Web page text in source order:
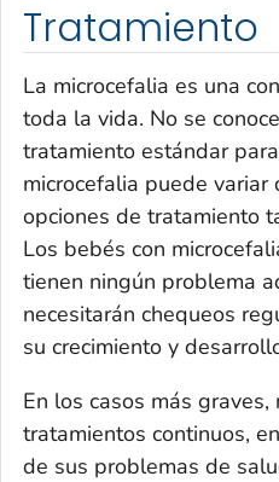
Tratamiento
La microcefalia es una
toda la vida. No se
tratamiento estándar
microcefalia puede variar
opciones de tratamiento
Los bebés con
tienen ningún problema
necesitarán chequeos
su crecimiento y
En los casos más
tratamientos continuos,
de sus problemas de